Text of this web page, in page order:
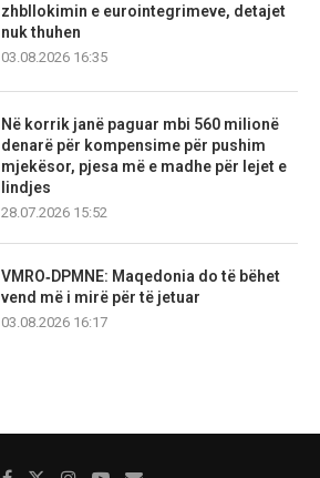
zhbllokimin e eurointegrimeve, detajet
nuk thuhen
03.08.2026 16:35
Në korrik janë paguar mbi 560 milionë
denarë për kompensime për pushim
mjekësor, pjesa më e madhe për lejet e
lindjes
28.07.2026 15:52
VMRO‑DPMNE: Maqedonia do të bëhet
vend më i mirë për të jetuar
03.08.2026 16:17